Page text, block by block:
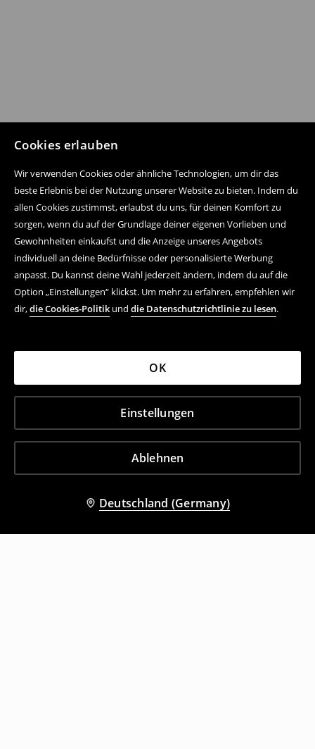
Cookies erlauben
Wir verwenden Cookies oder ähnliche Technologien, um dir das
beste Erlebnis bei der Nutzung unserer Website zu bieten. Indem du
allen Cookies zustimmst, erlaubst du uns, für deinen Komfort zu
sorgen, wenn du auf der Grundlage deiner eigenen Vorlieben und
Gewohnheiten einkaufst und die Anzeige unseres Angebots
individuell an deine Bedürfnisse oder personalisierte Werbung
anpasst. Du kannst deine Wahl jederzeit ändern, indem du auf die
Option „Einstellungen“ klickst. Um mehr zu erfahren, empfehlen wir
dir,die Cookies-Politik und die Datenschutzrichtlinie zu lesen.
Ablehnen
Einstellungen
OK
Deutschland (Germany)